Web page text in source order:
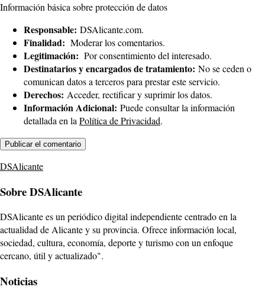
Información básica sobre protección de datos
Responsable: DSAlicante.com.
Finalidad: Moderar los comentarios.
Legitimación: Por consentimiento del interesado.
Destinatarios y encargados de tratamiento: No se ceden o
comunican datos a terceros para prestar este servicio.
Derechos: Acceder, rectificar y suprimir los datos.
Información Adicional: Puede consultar la información
detallada en la Política de Privacidad.
DSAlicante
Sobre DSAlicante
DSAlicante es un periódico digital independiente centrado en la
actualidad de Alicante y su provincia. Ofrece información local,
sociedad, cultura, economía, deporte y turismo con un enfoque
cercano, útil y actualizado".
Noticias